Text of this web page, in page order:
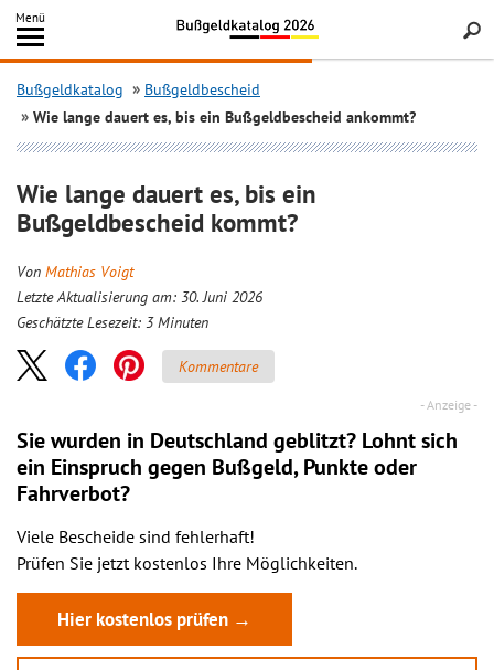
Inhalt
springen
Menü
Search
Bußgeldkatalog
Bußgeldbescheid
Wie lange dauert es, bis ein Bußgeldbescheid ankommt?
Wie lange dauert es, bis ein
Bußgeldbescheid kommt?
Von Mathias Voigt
Letzte Aktualisierung am: 30. Juni 2026
Geschätzte Lesezeit: 3 Minuten
Kommentare
Sie wurden in Deutschland geblitzt? Lohnt sich
ein Einspruch gegen Bußgeld, Punkte oder
Fahrverbot?
Viele Bescheide sind fehlerhaft!
Prüfen Sie jetzt kostenlos Ihre Möglichkeiten.
Hier kostenlos prüfen →